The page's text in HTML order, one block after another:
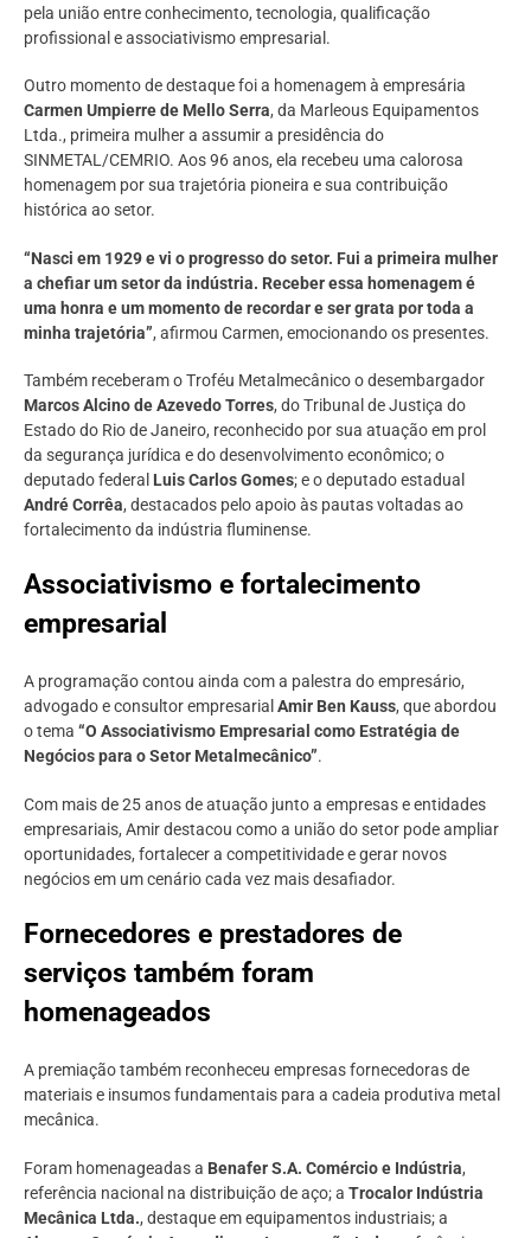
pela união entre conhecimento, tecnologia, qualificação
profissional e associativismo empresarial.
Outro momento de destaque foi a homenagem à empresária
Carmen Umpierre de Mello Serra, da Marleous Equipamentos
Ltda., primeira mulher a assumir a presidência do
SINMETAL/CEMRIO. Aos 96 anos, ela recebeu uma calorosa
homenagem por sua trajetória pioneira e sua contribuição
histórica ao setor.
“Nasci em 1929 e vi o progresso do setor. Fui a primeira mulher
a chefiar um setor da indústria. Receber essa homenagem é
uma honra e um momento de recordar e ser grata por toda a
minha trajetória”, afirmou Carmen, emocionando os presentes.
Também receberam o Troféu Metalmecânico o desembargador
Marcos Alcino de Azevedo Torres, do Tribunal de Justiça do
Estado do Rio de Janeiro, reconhecido por sua atuação em prol
da segurança jurídica e do desenvolvimento econômico; o
deputado federal Luis Carlos Gomes; e o deputado estadual
André Corrêa, destacados pelo apoio às pautas voltadas ao
fortalecimento da indústria fluminense.
Associativismo e fortalecimento
empresarial
A programação contou ainda com a palestra do empresário,
advogado e consultor empresarial Amir Ben Kauss, que abordou
o tema “O Associativismo Empresarial como Estratégia de
Negócios para o Setor Metalmecânico”.
Com mais de 25 anos de atuação junto a empresas e entidades
empresariais, Amir destacou como a união do setor pode ampliar
oportunidades, fortalecer a competitividade e gerar novos
negócios em um cenário cada vez mais desafiador.
Fornecedores e prestadores de
serviços também foram
homenageados
A premiação também reconheceu empresas fornecedoras de
materiais e insumos fundamentais para a cadeia produtiva metal
mecânica.
Foram homenageadas a Benafer S.A. Comércio e Indústria,
referência nacional na distribuição de aço; a Trocalor Indústria
Mecânica Ltda., destaque em equipamentos industriais; a